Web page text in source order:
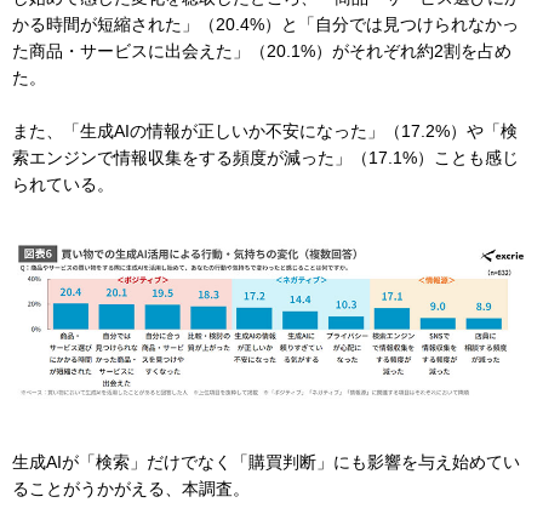
かる時間が短縮された」（20.4%）と「自分では見つけられなかっ
た商品・サービスに出会えた」（20.1%）がそれぞれ約2割を占め
た。
また、「生成AIの情報が正しいか不安になった」（17.2%）や「検
索エンジンで情報収集をする頻度が減った」（17.1%）ことも感じ
られている。
生成AIが「検索」だけでなく「購買判断」にも影響を与え始めてい
ることがうかがえる、本調査。